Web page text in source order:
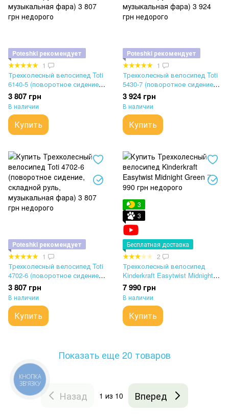
Poteshki рекомендует
1
Трехколесный велосипед Toti
6140-5 (поворотное сидение,
складной руль, музыкальная
фара)
3 807 грн
В наличии
Купить
Poteshki рекомендует
1
Трехколесный велосипед Toti
5430-7 (поворотное сидение,
складной руль, музыкальная
фара)
3 924 грн
В наличии
Купить
Poteshki рекомендует
1
Трехколесный велосипед Toti
4702-6 (поворотное сидение,
складной руль, музыкальная
фара)
3 807 грн
В наличии
Купить
3
3
Бесплатная доставка
2
Трехколесный велосипед
Kinderkraft Easytwist Midnight
Green
7 990 грн
В наличии
Купить
Показать еще 20 товаров
Назад 1 из 10 Вперед
КНОПКА
ЗВ'ЯЗКУ